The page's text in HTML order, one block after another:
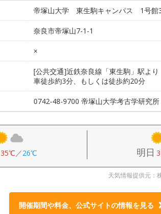
帝塚山大学 東生駒キャンパス 1号館
奈良市帝塚山7-1-1
×
[公共交通]近鉄奈良線「東生駒」駅よ
車徒歩約3分、もしくは徒歩約20分
0742-48-9700 帝塚山大学考古学研究所
35℃／26℃ 明日
天気情報提供元：
開催期間や料金、公式サイトの情報を見る